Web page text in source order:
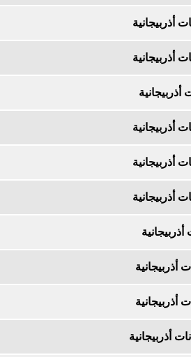
أذربيجانية
أذربيجانية
أذربيجانية
أذربيجانية
أذربيجانية
أذربيجانية
أذربيجانية
أذربيجانية
أذربيجانية
أذربيجانية